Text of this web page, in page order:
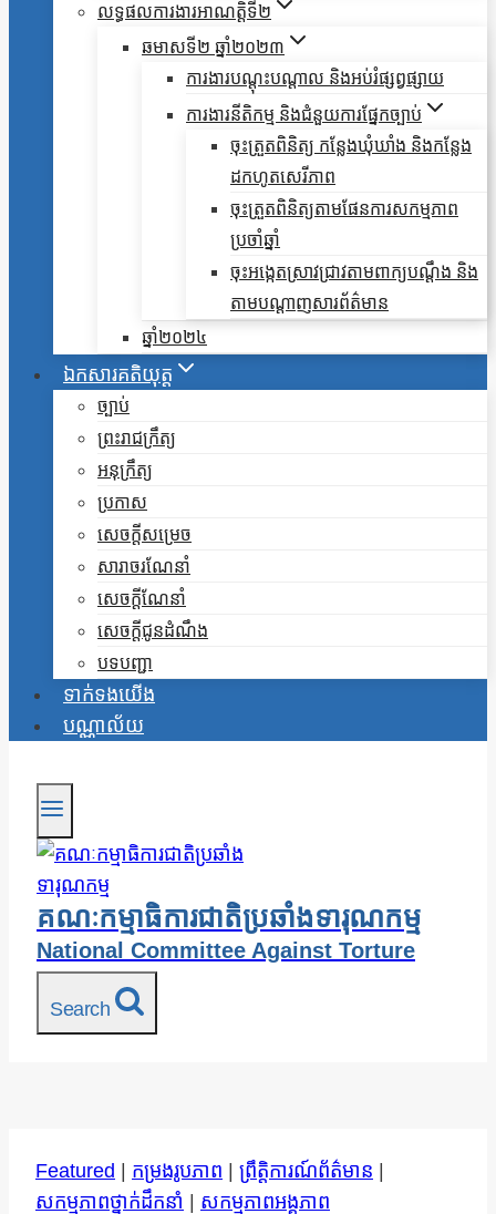
លទ្ធផលការងារអាណត្តិទី២
ឆមាសទី២ ឆ្នាំ២០២៣
ការងារបណ្តុះបណ្តាល និងអប់រំផ្សព្វផ្សាយ
ការងារនីតិកម្ម និងជំនួយការផ្នែកច្បាប់
ចុះត្រួតពិនិត្យ កន្លែងឃុំឃាំង និងកន្លែង
ដកហូតសេរីភាព
ចុះត្រួតពិនិត្យតាមផែនការសកម្មភាព
ប្រចាំឆ្នាំ
ចុះអង្កេតស្រាវជ្រាវតាមពាក្យបណ្តឹង និង
តាមបណ្តាញសារព័ត៌មាន
ឆ្នាំ២០២៤
ឯកសារគតិយុត្ត
ច្បាប់
ព្រះរាជក្រឹត្យ
អនុក្រឹត្យ
ប្រកាស
សេចក្តីសម្រេច
សារាចរណែនាំ
សេចក្តីណែនាំ
សេចក្តីជូនដំណឹង
បទបញ្ជា
ទាក់ទងយើង
បណ្ណាល័យ
គណៈកម្មាធិការជាតិប្រឆាំងទារុណកម្ម
National Committee Against Torture
Search
Featured កម្រងរូបភាព ព្រឹត្តិការណ៍ព័ត៌មាន
សកម្មភាពថ្នាក់ដឹកនាំ
សកម្មភាពអង្គភាព